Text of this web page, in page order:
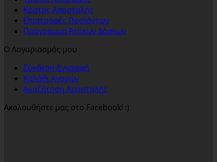
Κόστος Αποστολής
Επιστροφές Προϊόντων
Πρόγραμμα Άτοκων Δόσεων
Ο Λογαριασμός μου
Σύνδεση-Εγγραφή
Καλάθι Αγορών
Αναζήτηση Αποστολής
Ακολουθήστε μας στο Facebook! :)